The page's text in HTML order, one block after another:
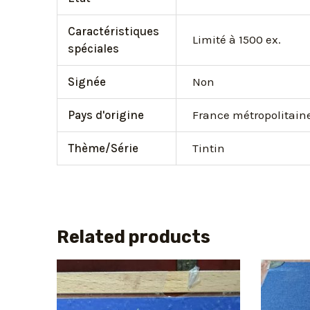
Caractéristiques
spéciales
Limité à 1500 ex.
Signée Non
Pays d'origine France
Thème/Série Tintin
Related products